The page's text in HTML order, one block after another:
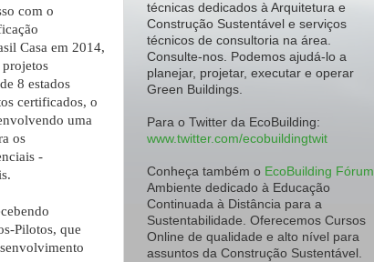
com o
Casa em 2014,
8 estados
certificados, o
uma
os
-
Pilotos, que
técnicas dedicados à Arquitetura e
Construção Sustentável e serviços
técnicos de consultoria na área.
Consulte-nos. Podemos ajudá-lo a
planejar, projetar, executar e operar
Green Buildings.
Para o Twitter da EcoBuilding:
www.twitter.com/ecobuildingtwit
Conheça também o EcoBuilding Fórum
Ambiente dedicado à Educação
Continuada à Distância para a
Sustentabilidade. Oferecemos Cursos
Online de qualidade e alto nível para
assuntos da Construção Sustentável.